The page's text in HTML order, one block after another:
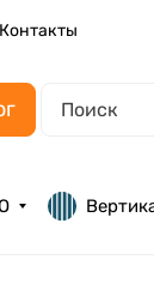
Контакты